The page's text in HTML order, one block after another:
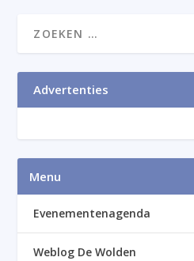
Advertenties
Menu
Evenementenagenda
Weblog De Wolden